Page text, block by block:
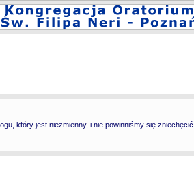
który jest niezmienny, i nie powinniśmy się